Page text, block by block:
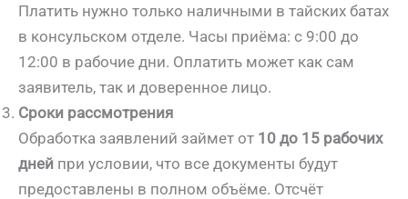
Платить нужно только наличными в тайских батах
в консульском отделе. Часы приёма: с 9:00 до
12:00 в рабочие дни. Оплатить может как сам
заявитель, так и доверенное лицо.
Сроки рассмотрения
Обработка заявлений займет от 10 до 15 рабочих
дней при условии, что все документы будут
предоставлены в полном объёме. Отсчёт